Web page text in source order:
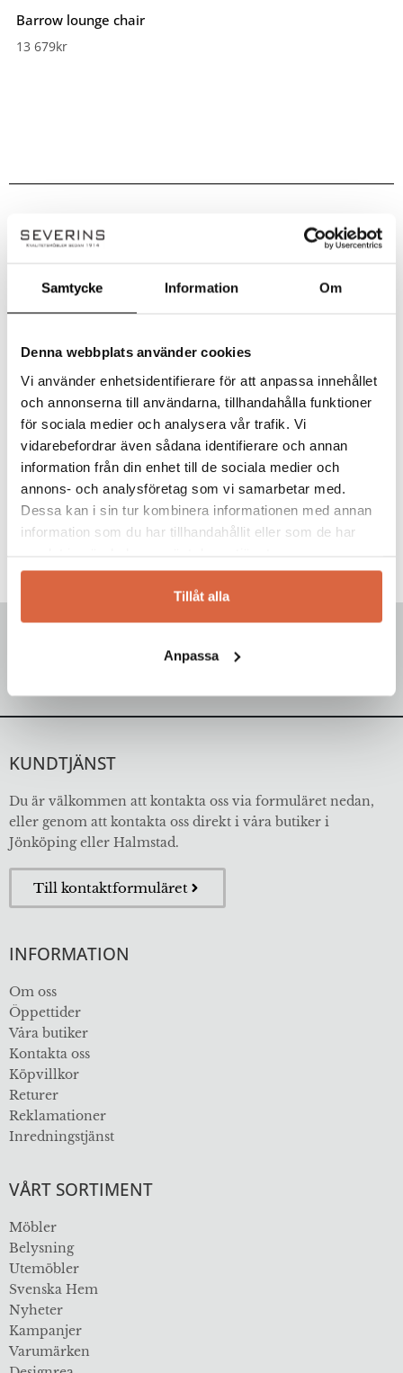
Samtycke Information Om
Denna webbplats använder cookies
Vi använder enhetsidentifierare för att anpassa innehållet
och annonserna till användarna, tillhandahålla funktioner
för sociala medier och analysera vår trafik. Vi
vidarebefordrar även sådana identifierare och annan
information från din enhet till de sociala medier och
annons- och analysföretag som vi samarbetar med.
Dessa kan i sin tur kombinera informationen med annan
information som du har tillhandahållit eller som de har
Tillåt alla
Anpassa
Barrow lounge chair
13 679kr
Handla smart – få 10% rabatt direkt
På Severins får du alltid 10% rabatt på ordinarie priser som ny kund.
✔ Gäller på ordinarie priser
Observera!
Kan ej kombineras med andra erbjudanden eller redan nedsatta priser. Vissa
kategorier och varumärken är exkluderade. Se alla villkor
här!
FÖLJ OSS
KUNDTJÄNST
Du är välkommen att kontakta oss via formuläret nedan,
eller genom att kontakta oss direkt i våra butiker i
Jönköping eller Halmstad.
Till kontaktformuläret
INFORMATION
Om oss
Öppettider
Våra butiker
Kontakta oss
Köpvillkor
Returer
Reklamationer
Inredningstjänst
VÅRT SORTIMENT
Möbler
Belysning
Utemöbler
Svenska Hem
Nyheter
Kampanjer
Varumärken